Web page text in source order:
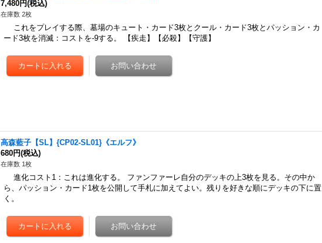
7,480円(税込)
在庫数 2枚
これをプレイする際、墓場のキュート・カード3枚とクール・カード3枚とパッション・カ
ード3枚を消滅：コストを-9する。 【疾走】【必殺】【守護】
高森藍子【SL】{CP02-SL01}《エルフ》
680円(税込)
在庫数 1枚
進化コスト1：これは進化する。 ファンファーレ自分のデッキの上3枚を見る。その中か
ら、パッション・カード1枚を公開して手札に加えてよい。残りを好きな順にデッキの下に置
く。